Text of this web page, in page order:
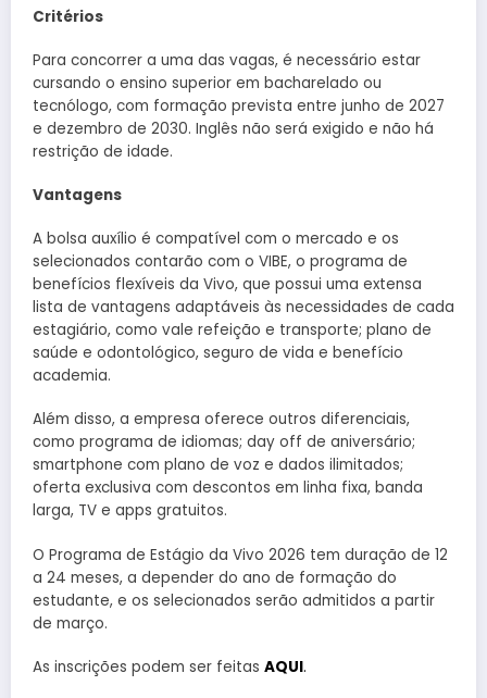
Critérios
Para concorrer a uma das vagas, é necessário estar
cursando o ensino superior em bacharelado ou
tecnólogo, com formação prevista entre junho de 2027
e dezembro de 2030. Inglês não será exigido e não há
restrição de idade.
Vantagens
A bolsa auxílio é compatível com o mercado e os
selecionados contarão com o VIBE, o programa de
benefícios flexíveis da Vivo, que possui uma extensa
lista de vantagens adaptáveis às necessidades de cada
estagiário, como vale refeição e transporte; plano de
saúde e odontológico, seguro de vida e benefício
academia.
Além disso, a empresa oferece outros diferenciais,
como programa de idiomas; day off de aniversário;
smartphone com plano de voz e dados ilimitados;
oferta exclusiva com descontos em linha fixa, banda
larga, TV e apps gratuitos.
O Programa de Estágio da Vivo 2026 tem duração de 12
a 24 meses, a depender do ano de formação do
estudante, e os selecionados serão admitidos a partir
de março.
As inscrições podem ser feitas AQUI.